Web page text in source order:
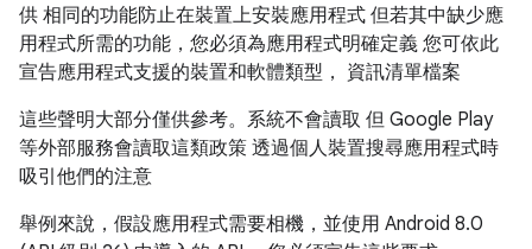
供 相同的功能防止在裝置上安裝應用程式 但若其中缺少應
用程式所需的功能，您必須為應用程式明確定義 您可依此
宣告應用程式支援的裝置和軟體類型， 資訊清單檔案
這些聲明大部分僅供參考。系統不會讀取 但 Google Play
等外部服務會讀取這類政策 透過個人裝置搜尋應用程式時
吸引他們的注意
舉例來說，假設應用程式需要相機，並使用 Android 8.0